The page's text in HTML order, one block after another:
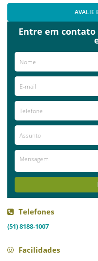
AVALIE
Entre em contato
Telefones
(51) 8188-1007
Facilidades